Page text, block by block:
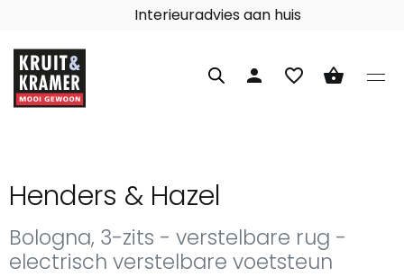
Interieuradvies aan huis
person favorite_border shopping_basket
Henders & Hazel
Bologna, 3-zits - verstelbare rug -
electrisch verstelbare voetsteun